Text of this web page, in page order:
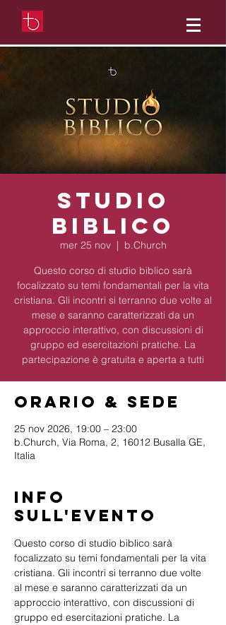
Studio
Biblico
mer 25 nov
  |
b.Church
Questo corso di studio biblico sarà
focalizzato su temi fondamentali per la vita
cristiana. Gli incontri si terranno due volte al
mese e saranno caratterizzati da un
approccio interattivo, con discussioni di
gruppo ed esercitazioni pratiche. La
partecipazione è gratuita e aperta a tutti
Orario & Sede
25 nov 2026, 19:00 – 23:00
b.Church, Via Roma, 2, 16012 Busalla GE,
Italia
Info
sull'evento
Questo corso di studio biblico sarà
focalizzato su temi fondamentali per la vita
cristiana. Gli incontri si terranno due volte
al mese e saranno caratterizzati da un
approccio interattivo, con discussioni di
gruppo ed esercitazioni pratiche. La